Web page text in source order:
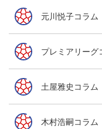
元川悦子コラム
プレミアリーグ
土屋雅史コラム
木村浩嗣コラム